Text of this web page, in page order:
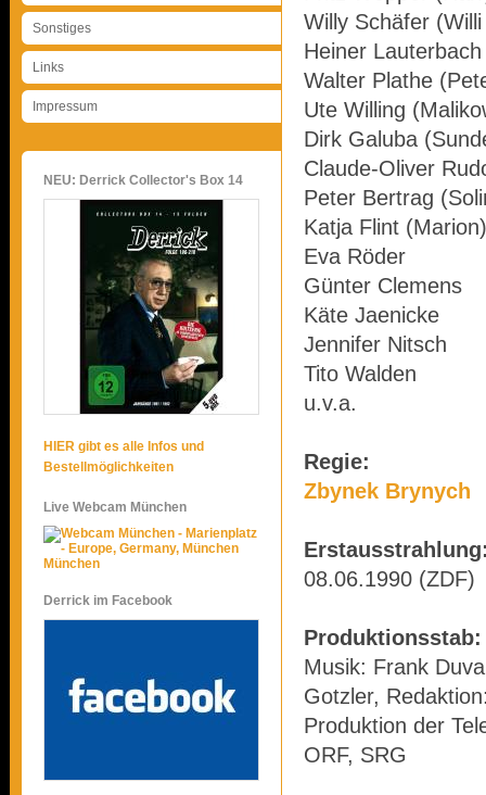
Sonstiges
Links
Impressum
NEU: Derrick Collector's Box 14
HIER gibt es alle Infos und
Bestellmöglichkeiten
Live Webcam München
München
Derrick im Facebook
Willy Schäfer
Heiner
Walter Plathe
Ute Willing
Dirk Galuba
Claude-Oliver
Peter Bertrag
Katja Flint (Marion)
Eva Röder
Günter Clemens
Käte Jaenicke
Jennifer Nitsch
Tito Walden
u.v.a.
Regie:
Zbynek Brynych
08.06.1990 (ZDF)
Produktionsstab:
Musik: Frank
Gotzler,
Produktion der
ORF, SRG